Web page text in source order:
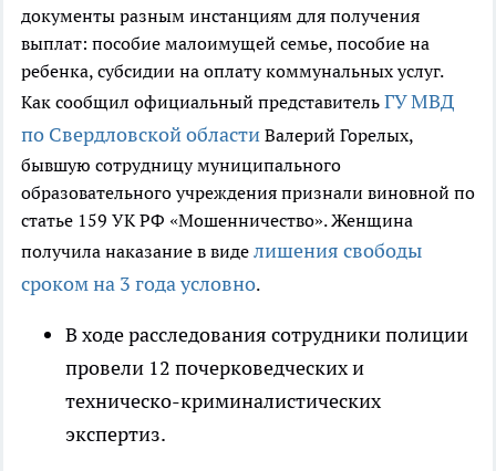
документы разным инстанциям для получения
выплат: пособие малоимущей семье, пособие на
ребенка, субсидии на оплату коммунальных услуг.
Как сообщил официальный представитель ГУ МВД
по Свердловской области Валерий Горелых,
бывшую сотрудницу муниципального
образовательного учреждения признали виновной по
статье 159 УК РФ «Мошенничество». Женщина
получила наказание в виде лишения свободы
сроком на 3 года условно.
В ходе расследования сотрудники полиции
провели 12 почерковедческих и
техническо-криминалистических
экспертиз.